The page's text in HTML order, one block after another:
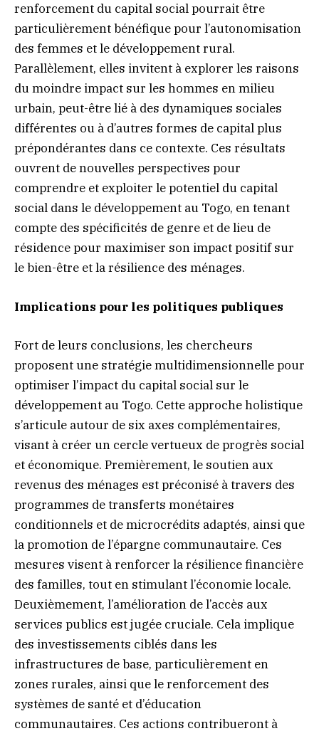
renforcement du capital social pourrait être
particulièrement bénéfique pour l’autonomisation
des femmes et le développement rural.
Parallèlement, elles invitent à explorer les raisons
du moindre impact sur les hommes en milieu
urbain, peut-être lié à des dynamiques sociales
différentes ou à d’autres formes de capital plus
prépondérantes dans ce contexte. Ces résultats
ouvrent de nouvelles perspectives pour
comprendre et exploiter le potentiel du capital
social dans le développement au Togo, en tenant
compte des spécificités de genre et de lieu de
résidence pour maximiser son impact positif sur
le bien-être et la résilience des ménages.
Implications pour les politiques publiques
Fort de leurs conclusions, les chercheurs
proposent une stratégie multidimensionnelle pour
optimiser l’impact du capital social sur le
développement au Togo. Cette approche holistique
s’articule autour de six axes complémentaires,
visant à créer un cercle vertueux de progrès social
et économique. Premièrement, le soutien aux
revenus des ménages est préconisé à travers des
programmes de transferts monétaires
conditionnels et de microcrédits adaptés, ainsi que
la promotion de l’épargne communautaire. Ces
mesures visent à renforcer la résilience financière
des familles, tout en stimulant l’économie locale.
Deuxièmement, l’amélioration de l’accès aux
services publics est jugée cruciale. Cela implique
des investissements ciblés dans les
infrastructures de base, particulièrement en
zones rurales, ainsi que le renforcement des
systèmes de santé et d’éducation
communautaires. Ces actions contribueront à